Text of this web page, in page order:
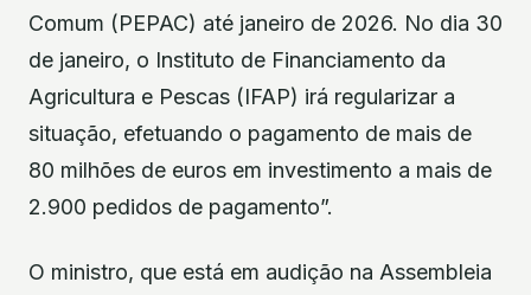
Comum (PEPAC) até janeiro de 2026. No dia 30
de janeiro, o Instituto de Financiamento da
Agricultura e Pescas (IFAP) irá regularizar a
situação, efetuando o pagamento de mais de
80 milhões de euros em investimento a mais de
2.900 pedidos de pagamento”.
O ministro, que está em audição na Assembleia